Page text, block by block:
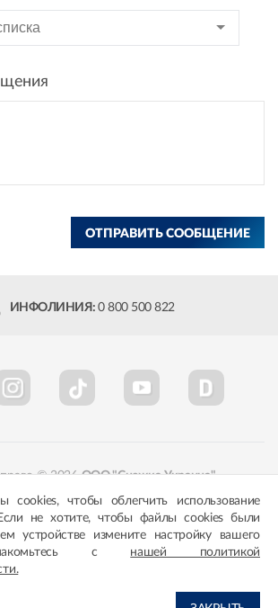
ОТПРАВИТЬ СООБЩЕНИЕ
ИНФОЛИНИЯ: 0 800 500 822
право © 2026ООО "Снежка-Украина"
Соответствие цветов
cookies, чтобы облегчить использование
не хотите, чтобы файлы cookies были
устройстве измените настройку вашего
с нашей политикой